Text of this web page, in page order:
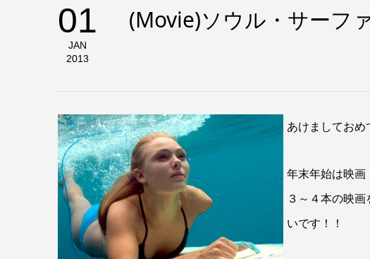
01
JAN
2013
(Movie)ソウル・サーフ
あけましておめ
年末年始は映
３～４本の映
いです！！